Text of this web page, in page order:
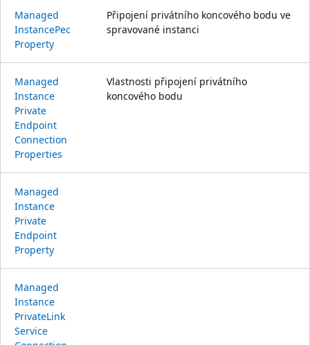
Managed
InstancePec
Property
Připojení privátního koncového bodu ve
spravované instanci
Managed
Instance
Private
Endpoint
Connection
Properties
Vlastnosti připojení privátního
koncového bodu
Managed
Instance
Private
Endpoint
Property
Managed
Instance
PrivateLink
Service